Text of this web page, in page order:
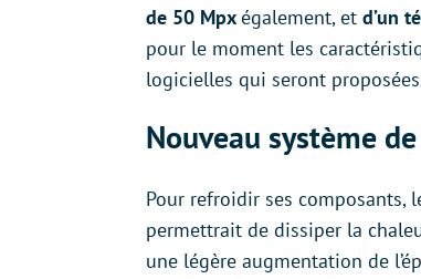
de 50 Mpxégalement, et d’un
pour le moment les
logicielles qui seront
Nouveau système
Pour refroidir ses composants,
permettrait de dissiper la
une légère augmentation de